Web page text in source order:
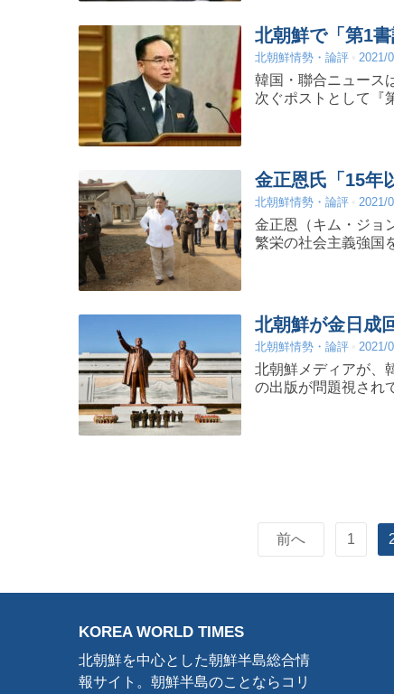
北朝鮮で「第1
北朝鮮情勢・論評 2021/
韓国・聯合ニュース
次ぐポストとして『
金正恩氏「15年
北朝鮮情勢・論評 2021/
金正恩（キム・ジョ
繁栄の社会主義強国
北朝鮮が金日成
北朝鮮情勢・論評 2021/
北朝鮮メディアが、
の出版が問題視され
前へ 1
KOREA WORLD TIMES
北朝鮮を中心とした朝鮮半島総合情
報サイト。朝鮮半島のことならコリ